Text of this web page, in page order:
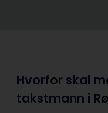
Hvorfor skal
takstmann i